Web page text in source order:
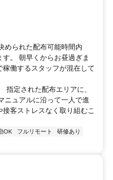
められた配布可能時間内
。 朝早くからお昼過ぎま
働するスタッフが混在して
指定された配布エリアに、
ニュアルに沿って一人で進
客ストレスなく取り組むこ
OK フルリモート
研修あり